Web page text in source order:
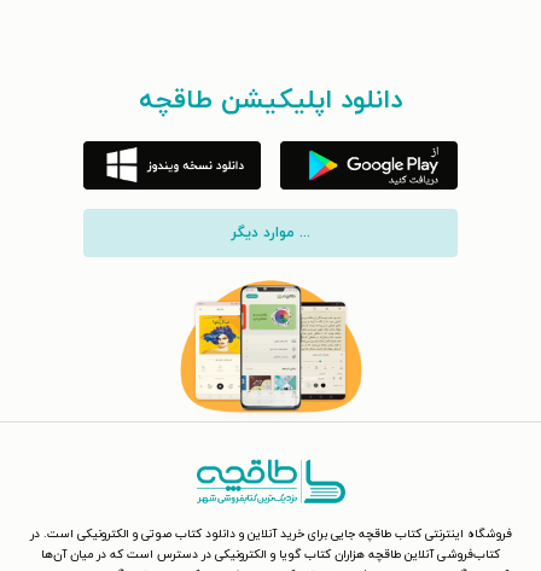
دانلود اپلیکیشن طاقچه
... موارد دیگر
فروشگاه اینترنتی کتاب طاقچه جایی برای خرید آنلاین و دانلود کتاب صوتی و الکترونیکی است. در
کتاب‌فروشی آنلاین طاقچه هزاران کتاب گویا و الکترونیکی در دسترس است که در میان آن‌ها